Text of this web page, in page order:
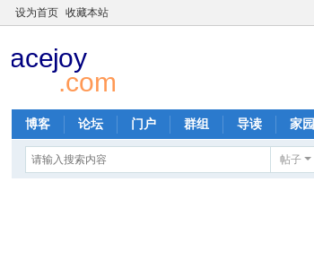
设为首页 收藏本站
博客 论坛 门户 群组 导读 家园
帖子